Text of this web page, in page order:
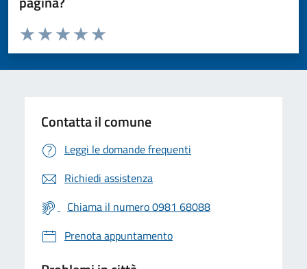
Valuta da 1 a 5 stelle la pagina
Valuta 5 stelle su 5
Valuta 4 stelle su 5
Valuta 3 stelle su 5
Valuta 2 stelle su 5
Valuta 1 stelle su 5
Contatta il comune
Leggi le domande frequenti
Richiedi assistenza
Chiama il numero 0981 68088
Prenota appuntamento